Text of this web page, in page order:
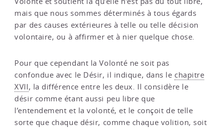
mais que nous sommes déterminés à tous égards
par des causes extérieures à telle ou telle décision
volontaire, ou à affirmer et à nier quelque chose.
Pour que cependant la Volonté ne soit pas
confondue avec le Désir, il indique, dans le chapitre
XVII, la différence entre les deux. Il considère le
désir comme étant aussi peu libre que
l’entendement et la volonté, et le conçoit de telle
sorte que chaque désir, comme chaque volition, soit